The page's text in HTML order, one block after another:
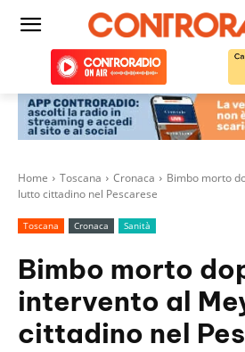
Home Toscana Cronaca
Bimbo morto
lutto cittadino nel Pescarese
Toscana Cronaca Sanità
Bimbo morto
intervento al
cittadino nel